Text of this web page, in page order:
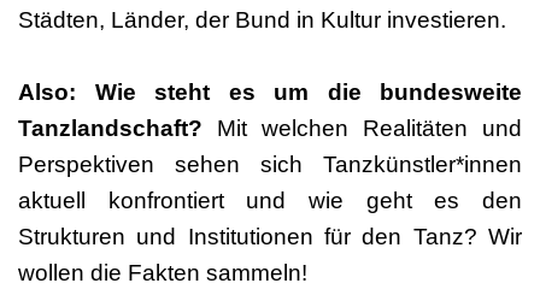
Städten, Länder, der Bund in Kultur investieren.
Also: Wie steht es um die bundesweite
Tanzlandschaft? Mit welchen Realitäten und
Perspektiven sehen sich Tanzkünstler*innen
aktuell konfrontiert und wie geht es den
Strukturen und Institutionen für den Tanz? Wir
wollen die Fakten sammeln!